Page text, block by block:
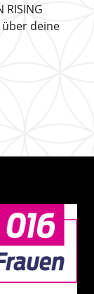
deine